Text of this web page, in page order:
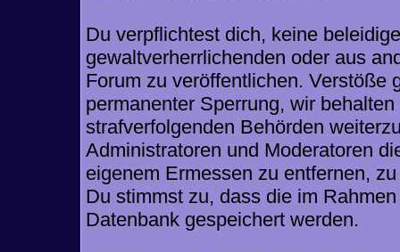
Du verpflichtest dich, keine
gewaltverherrlichenden oder aus
Forum zu veröffentlichen. Verstöße
permanenter Sperrung, wir
strafverfolgenden Behörden
Administratoren und Moderatoren
eigenem Ermessen zu entfernen,
Du stimmst zu, dass die im
Datenbank gespeichert werden.